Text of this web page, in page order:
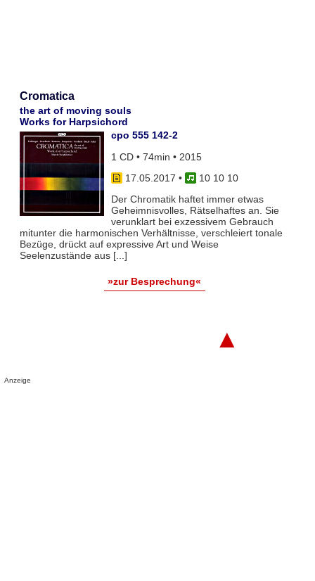
Cromatica
the art of moving souls
Works for Harpsichord
cpo 555 142-2
1 CD • 74min • 2015
17.05.2017 •
10 10 10
Der Chromatik haftet immer etwas
Geheimnisvolles, Rätselhaftes an. Sie
verunklart bei exzessivem Gebrauch
mitunter die harmonischen Verhältnisse, verschleiert tonale
Bezüge, drückt auf expressive Art und Weise
Seelenzustände aus [...]
»zur Besprechung«
▲
Anzeige